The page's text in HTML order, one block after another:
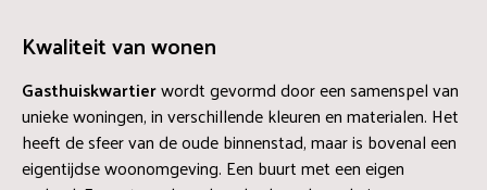
Kwaliteit van wonen
Gasthuiskwartierwordt gevormd door een samenspel van
unieke woningen, in verschillende kleuren en materialen. Het
heeft de sfeer van de oude binnenstad, maar is bovenal een
eigentijdse woonomgeving. Een buurt met een eigen